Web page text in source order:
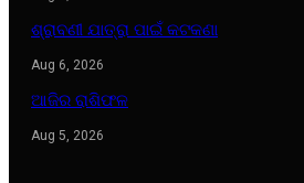
ଶ୍ରାବଣୀ ଯାତ୍ରା ପାଇଁ କଟକଣା
Aug 6, 2026
ଆଜିର ରାଶିଫଳ
Aug 5, 2026